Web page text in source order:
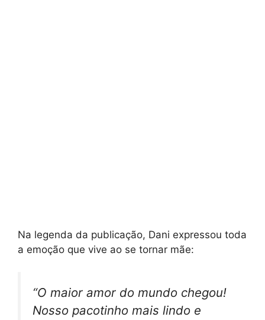
Na legenda da publicação, Dani expressou toda
a emoção que vive ao se tornar mãe:
“O maior amor do mundo chegou!
Nosso pacotinho mais lindo e